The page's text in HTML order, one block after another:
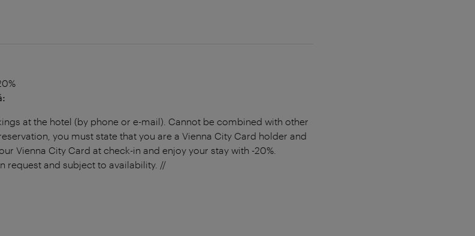
at the hotel (by phone or e-mail). Cannot be combined with other
you must state that you are a Vienna City Card holder and
Vienna City Card at check-in and enjoy your stay with -20%.
request and subject to availability. //